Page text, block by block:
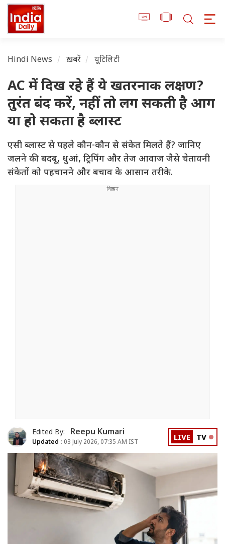
Hindi News ख़बरें यूटिलिटी
AC में दिख रहे हैं ये खतरनाक लक्षण?
तुरंत बंद करें, नहीं तो लग सकती है आग
या हो सकता है ब्लास्ट
एसी ब्लास्ट से पहले कौन-कौन से संकेत मिलते हैं? जानिए
जलने की बदबू, धुआं, ट्रिपिंग और तेज आवाज जैसे चेतावनी
संकेतों को पहचानने और बचाव के आसान तरीके.
Edited By: Reepu Kumari
Updated : 03 July 2026, 07:35 AM IST LIVE TV